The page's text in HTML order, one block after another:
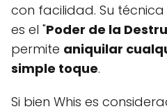
con facilidad. Su
es el "Poder de la
permite aniquilar
simple toque.
Si bien Whis es